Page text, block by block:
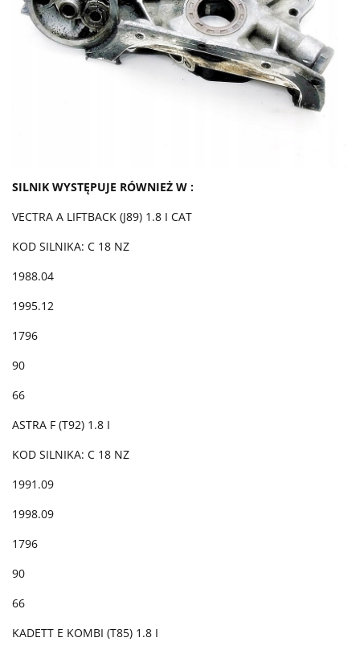
SILNIK WYSTĘPUJE RÓWNIEŻ W :
VECTRA A LIFTBACK (J89) 1.8 I CAT
KOD SILNIKA: C 18 NZ
1988.04
1995.12
1796
90
66
ASTRA F (T92) 1.8 I
KOD SILNIKA: C 18 NZ
1991.09
1998.09
1796
90
66
KADETT E KOMBI (T85) 1.8 I